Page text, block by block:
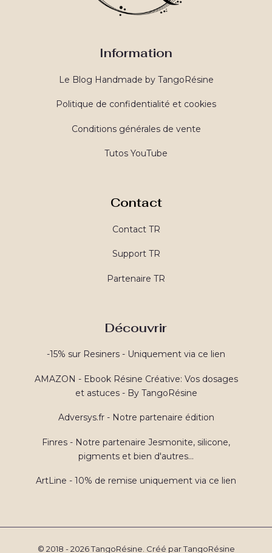
Information
Le Blog Handmade by TangoRésine
Politique de confidentialité et cookies
Conditions générales de vente
Tutos YouTube
Contact
Contact TR
Support TR
Partenaire TR
Découvrir
-15% sur Resiners - Uniquement via ce lien
AMAZON - Ebook Résine Créative: Vos dosages
et astuces - By TangoRésine
Adversys.fr - Notre partenaire édition
Finres - Notre partenaire Jesmonite, silicone,
pigments et bien d'autres...
ArtLine - 10% de remise uniquement via ce lien
© 2018 - 2026 TangoRésine. Créé par TangoRésine